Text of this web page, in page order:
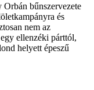
bűnszervezete
és
nem az
ellenzéki párttól,
helyett épeszű